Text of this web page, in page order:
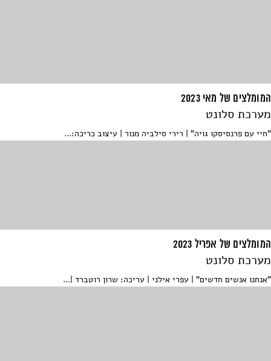
המומלצים של מאי 2023
מערכת סלונט
"חיי עם פרנסיסקו גויה" | רירי סילביה מנור | עיצוב כריכה:...
המומלצים של אפריל 2023
מערכת סלונט
"אנחנו אנשים חדשים" | עפרי אילני | עריכה: שרון רוטברד |...